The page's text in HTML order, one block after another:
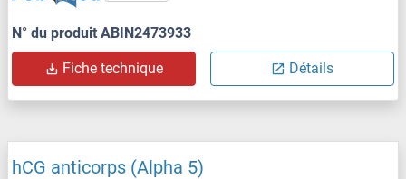
N° du produit ABIN2473933
Fiche technique Détails
hCG anticorps (Alpha 5)